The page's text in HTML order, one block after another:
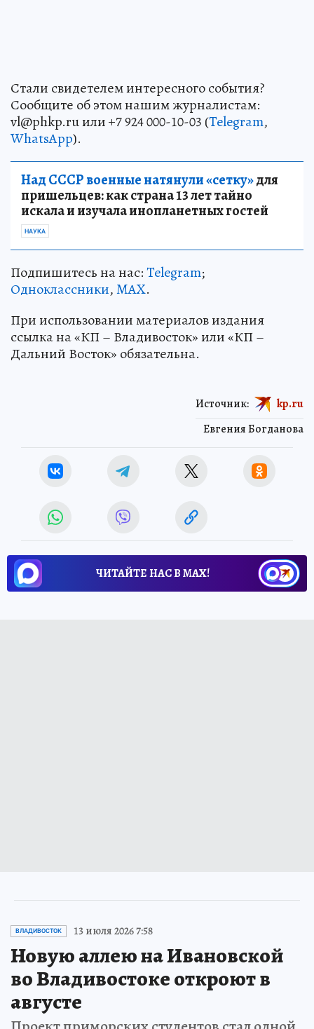
Стали свидетелем интересного события?
Сообщите об этом нашим журналистам:
vl@phkp.ru или +7 924 000-10-03 (Telegram,
WhatsApp).
Над СССР военные натянули «сетку»для
пришельцев: как страна 13 лет тайно
искала и изучала инопланетных гостей
НАУКА
Подпишитесь на нас:Telegram;
Одноклассники,MAX.
При использовании материалов издания
ссылка на «КП – Владивосток» или «КП –
Дальний Восток» обязательна.
Евгения Богданова
Источник: kp.ru
ЧИТАЙТЕ НАС В МАХ!
ВЛАДИВОСТОК 13 июля 2026 7:58
Новую аллею на Ивановской
во Владивостоке откроют в
августе